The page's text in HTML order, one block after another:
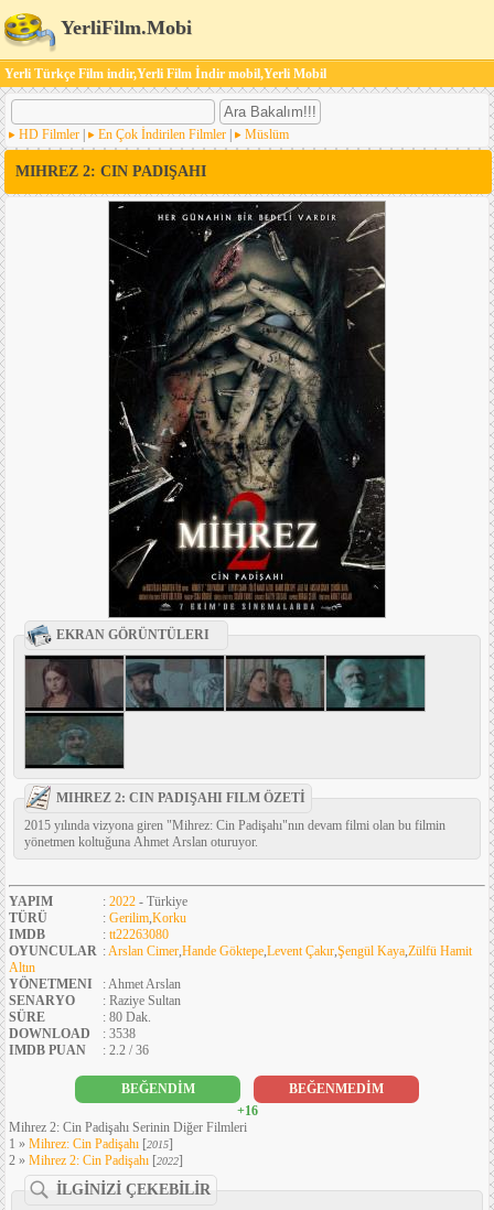
YerliFilm.Mobi
Yerli Türkçe Film indir,Yerli Film İndir mobil,Yerli Mobil
HD Filmler En Çok İndirilen Filmler Müslüm
MIHREZ 2: CIN PADIŞAHI
EKRAN GÖRÜNTÜLERI
MIHREZ 2: CIN PADIŞAHI FILM ÖZETİ
2015 yılında vizyona giren "Mihrez: Cin Padişahı"nın devam filmi olan bu filmin
yönetmen koltuğuna Ahmet Arslan oturuyor.
YAPIM : 2022 - Türkiye
TÜRÜ
: Gerilim,Korku
IMDB
: tt22263080
OYUNCULAR :Arslan Cimer,Hande Göktepe,Levent Çakır,Şengül Kaya,Zülfü Hamit
Altın
YÖNETMENI
: Ahmet Arslan
SENARYO
: Raziye Sultan
SÜRE
: 80 Dak.
DOWNLOAD
: 3538
IMDB PUAN
: 2.2 / 36
BEĞENDİM
BEĞENMEDİM
+16
Mihrez 2: Cin Padişahı Serinin Diğer Filmleri
1 » Mihrez: Cin Padişahı [2015]
2 » Mihrez 2: Cin Padişahı [2022]
İLGİNİZİ ÇEKEBİLİR